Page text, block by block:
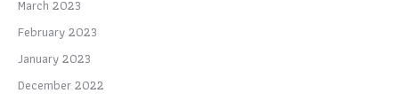
March 2023
February 2023
January 2023
December 2022